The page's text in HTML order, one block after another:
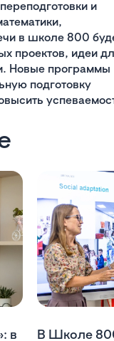
и
в школе 800
проектов, идеи
Новые программы
подготовку
в
В Школе